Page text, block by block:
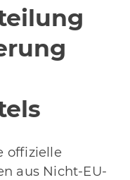
offizielle
aus Nicht-EU-